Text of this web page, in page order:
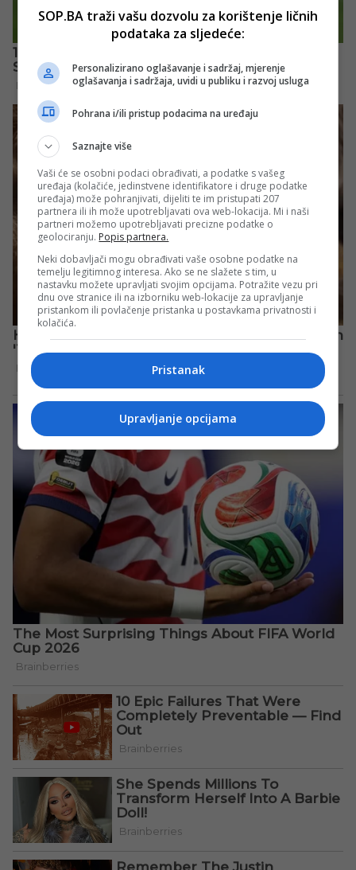
SOP.BA traži vašu dozvolu za korištenje ličnih
podataka za sljedeće:
Personalizirano oglašavanje i sadržaj, mjerenje
oglašavanja i sadržaja, uvidi u publiku i razvoj usluga
Pohrana i/ili pristup podacima na uređaju
Saznajte više
Vaši će se osobni podaci obrađivati, a podatke s vašeg
uređaja (kolačiće, jedinstvene identifikatore i druge podatke
uređaja) može pohranjivati, dijeliti te im pristupati 207
partnera ili ih može upotrebljavati ova web-lokacija. Mi i naši
partneri možemo upotrebljavati precizne podatke o
geolociranju. Popis partnera.
Neki dobavljači mogu obrađivati vaše osobne podatke na
temelju legitimnog interesa. Ako se ne slažete s tim, u
nastavku možete upravljati svojim opcijama. Potražite vezu pri
dnu ove stranice ili na izborniku web-lokacije za upravljanje
pristankom ili povlačenje pristanka u postavkama privatnosti i
kolačića.
Pristanak
Upravljanje opcijama